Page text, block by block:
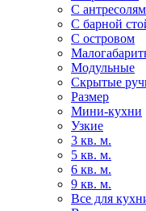
С
С барной
С островом
Модульные
Скрытые
Размер
Мини-кухни
Узкие
3 кв. м.
5 кв. м.
6 кв. м.
9 кв. м.
Все для